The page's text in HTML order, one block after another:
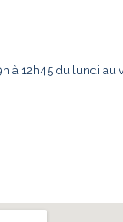
à 12h45 du lundi au